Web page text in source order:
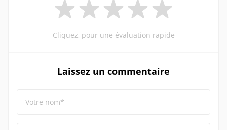
Cliquez, pour une évaluation rapide
Laissez un commentaire
Votre nom*